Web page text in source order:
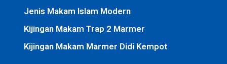
Jenis Makam Islam Modern
Kijingan Makam Trap 2 Marmer
Kijingan Makam Marmer Didi Kempot